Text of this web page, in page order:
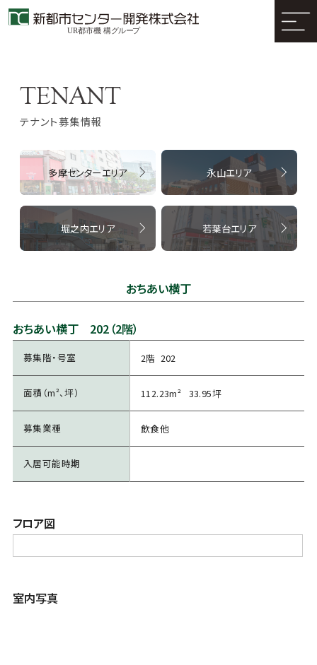
テナント募集情報
多摩センターエリア 永山エリア
堀之内エリア 若葉台エリア
おちあい横丁
おちあい横丁 202（2階）
募集階・号室 2階 202
面積（m²、坪） 112.23m² 33.95坪
募集業種 飲食他
入居可能時期
フロア図
室内写真